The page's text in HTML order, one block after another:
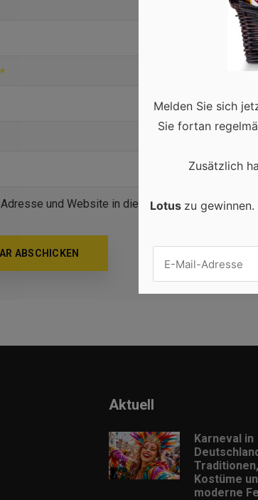
*
und Website in diesem Browser für
Aktuell
Karneval in
Traditionen,
Kostüme
moderne
Melden Sie sich
Sie fortan
Zusätzlich
Lotus zu